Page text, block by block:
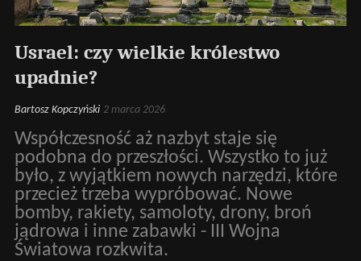
Usrael: czy wielkie królestwo
upadnie?
Bartosz Kopczyński 2 marca 2026
Współczesność aż nazbyt staje się
podobna do przeszłości. Wszystko to już
było, z wyjątkiem nowych narzędzi, które
przecież trzeba wypróbować. Nowe
bomby, rakiety, samoloty, drony, broń
jądrowa i inne zabawki - III Wojna
Światowa rozkwita.